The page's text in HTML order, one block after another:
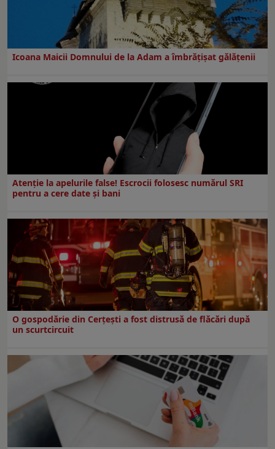
Icoana Maicii Domnului de la Adam a îmbrățișat gălățenii
Atenție la apelurile false! Escrocii folosesc numărul SRI
pentru a cere date și bani
O gospodărie din Cerțești a fost distrusă de flăcări după
un scurtcircuit